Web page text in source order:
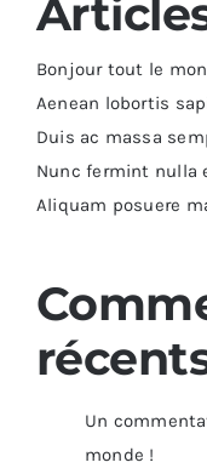
Bonjour tout le
Aenean lobortis
Duis ac massa
Nunc fermint nulla
Aliquam posuere
Un
monde !